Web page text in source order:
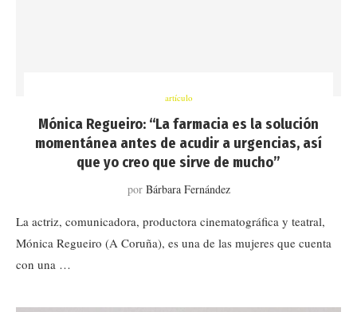
artículo
Mónica Regueiro: “La farmacia es la solución
momentánea antes de acudir a urgencias, así
que yo creo que sirve de mucho”
por Bárbara Fernández
La actriz, comunicadora, productora cinematográfica y teatral,
Mónica Regueiro (A Coruña), es una de las mujeres que cuenta
con una …